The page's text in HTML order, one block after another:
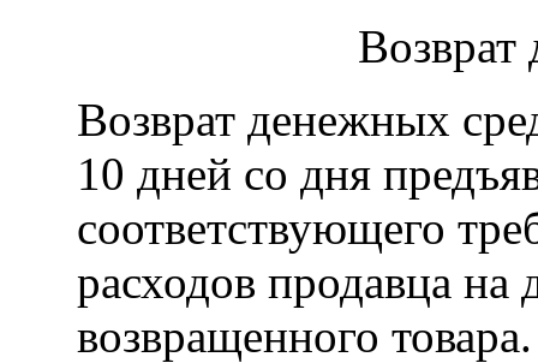
Возврат
Возврат денежных
10 дней со дня
соответствующего
расходов продавца на
возвращенного товара.